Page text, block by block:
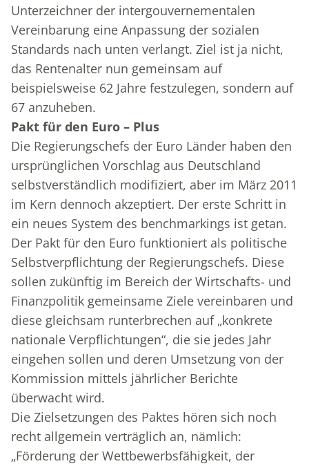
Unterzeichner der intergouvernementalen
Vereinbarung eine Anpassung der sozialen
Standards nach unten verlangt. Ziel ist ja nicht,
das Rentenalter nun gemeinsam auf
beispielsweise 62 Jahre festzulegen, sondern auf
67 anzuheben.
Pakt für den Euro – Plus
Die Regierungschefs der Euro Länder haben den
ursprünglichen Vorschlag aus Deutschland
selbstverständlich modifiziert, aber im März 2011
im Kern dennoch akzeptiert. Der erste Schritt in
ein neues System des benchmarkings ist getan.
Der Pakt für den Euro funktioniert als politische
Selbstverpflichtung der Regierungschefs. Diese
sollen zukünftig im Bereich der Wirtschafts- und
Finanzpolitik gemeinsame Ziele vereinbaren und
diese gleichsam runterbrechen auf „konkrete
nationale Verpflichtungen“, die sie jedes Jahr
eingehen sollen und deren Umsetzung von der
Kommission mittels jährlicher Berichte
überwacht wird.
Die Zielsetzungen des Paktes hören sich noch
recht allgemein verträglich an, nämlich:
„Förderung der Wettbewerbsfähigkeit, der